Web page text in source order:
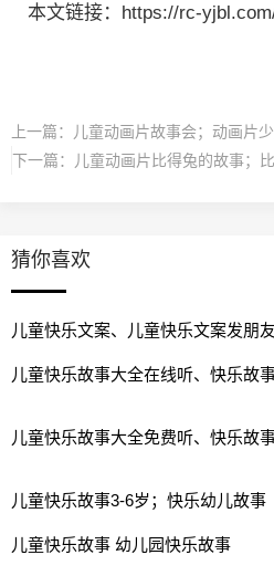
本文链接：https://rc-
上一篇：
儿童动画片故事会；动画片
下一篇：
儿童动画片比得兔的故事；
猜你喜欢
儿童快乐文案、儿童快乐文案发朋
儿童快乐故事大全在线听、快乐故
儿童快乐故事大全免费听、快乐故
儿童快乐故事3-6岁；快乐幼儿故事
儿童快乐故事 幼儿园快乐故事